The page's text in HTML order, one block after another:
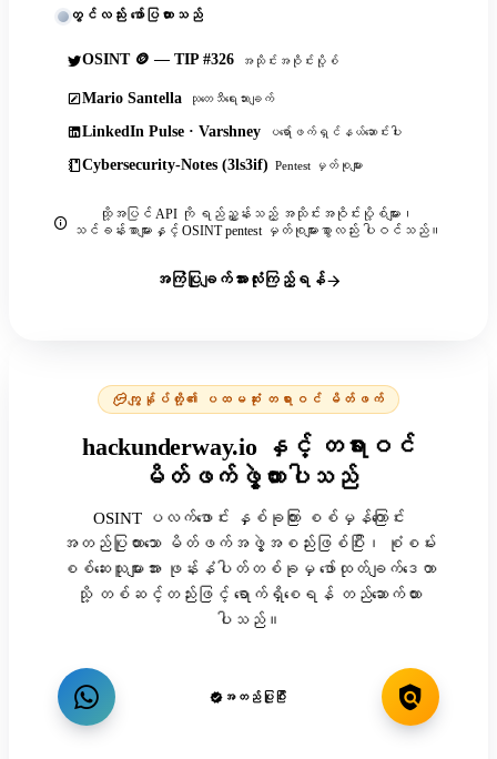
တွင်လည်း ဖော်ပြထားသည်
OSINT 🪙 — TIP #326 အသိုင်းအဝိုင်းပို့စ်
Mario Santella သုတေသီရေးသားချက်
LinkedIn Pulse · Varshney ပရော်ဖက်ရှင်နယ်ဆောင်းပါး
Cybersecurity-Notes (3ls3if) Pentest မှတ်စုများ
ထို့အပြင် API ကို ရည်ညွှန်းသည့် အသိုင်းအဝိုင်းပို့စ်များ၊
သင်ခန်းစာများနှင့် OSINT pentest မှတ်စုများစွာလည်း ပါဝင်သည်။
အကြံပြုချက်အားလုံးကြည့်ရန်
ကျွန်ုပ်တို့၏ ပထမဆုံး တရားဝင် မိတ်ဖက်
hackunderway.io နှင့် တရားဝင်
မိတ်ဖက်ဖွဲ့ထားပါသည်
OSINT ပလက်ဖောင်း နှစ်ခုကြား စစ်မှန်ကြောင်း
အတည်ပြုထားသော မိတ်ဖက်အဖွဲ့အစည်းဖြစ်ပြီး၊ စုံစမ်း
စစ်ဆေးသူများအား ဖုန်းနံပါတ်တစ်ခုမှ ဖော်ထုတ်ချက်ဒေတာ
သို့ တစ်ဆင့်တည်းဖြင့် ရောက်ရှိစေရန် တည်ဆောက်ထား
ပါသည်။
အတည်ပြုပြီး